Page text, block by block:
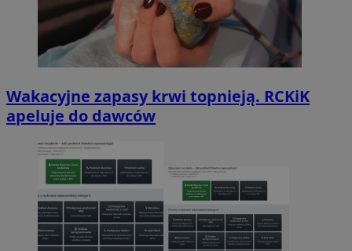
Wakacyjne zapasy krwi topnieją. RCKiK
apeluje do dawców